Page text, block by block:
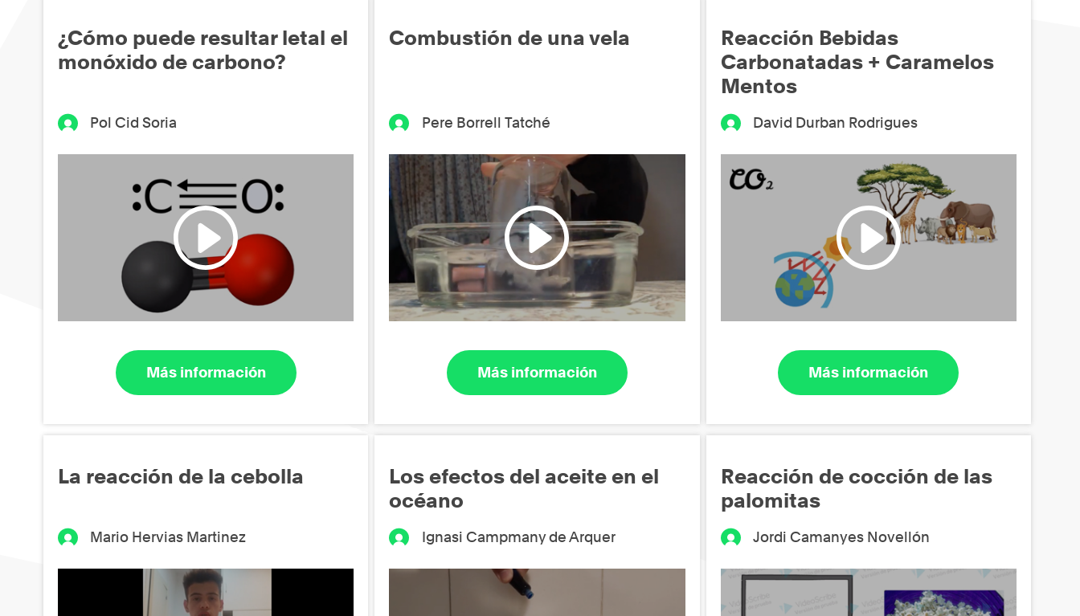
¿Cómo puede resultar letal el
monóxido de carbono?
Pol Cid Soria
Más información
Combustión de una vela
Pere Borrell Tatché
Más información
Reacción Bebidas
Carbonatadas + Caramelos
Mentos
David Durban Rodrigues
Más información
La reacción de la cebolla
Mario Hervias Martinez
Los efectos del aceite en el
océano
Ignasi Campmany de Arquer
Reacción de cocción de las
palomitas
Jordi Camanyes Novellón